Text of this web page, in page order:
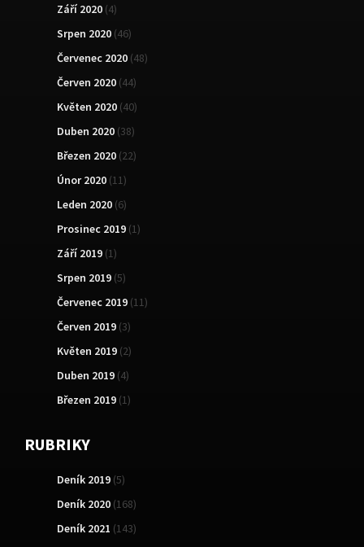
Září 2020 (4)
Srpen 2020 (46)
Červenec 2020 (48)
Červen 2020 (44)
Květen 2020 (40)
Duben 2020 (38)
Březen 2020 (22)
Únor 2020 (11)
Leden 2020 (6)
Prosinec 2019 (1)
Září 2019 (1)
Srpen 2019 (5)
Červenec 2019 (11)
Červen 2019 (3)
Květen 2019 (2)
Duben 2019 (4)
Březen 2019 (1)
RUBRIKY
Deník 2019 (5)
Deník 2020 (168)
Deník 2021 (143)